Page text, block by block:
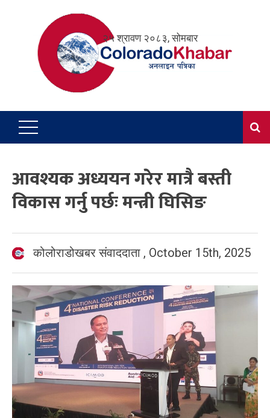
२५ श्रावण २०८३, सोमबार
आवश्यक अध्ययन गरेर मात्रै बस्ती
विकास गर्नु पर्छः मन्त्री घिसिङ
कोलोराडोखबर संवाददाता , October 15th, 2025